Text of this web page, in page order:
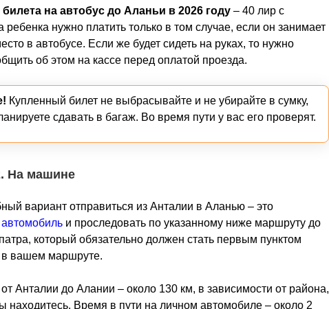
на автобус до Аланьи в 2026году– 40 лир с
ребенка нужно платить только в том случае, если он занимает
в автобусе. Если же будет сидеть на руках, то нужно
об этом на кассе перед оплатой проезда.
Купленный билет не выбрасывайте и не убирайте в сумку,
сдавать в багаж. Во время пути у вас его проверят.
На машине
вариант отправиться из Анталии в Аланью – это
и проследовать по указанному ниже маршруту до
который обязательно должен стать первым пунктом
в вашем маршруте.
Анталии до Алании – около 130 км, в зависимости от района,
находитесь. Время в пути на личном автомобиле – около 2